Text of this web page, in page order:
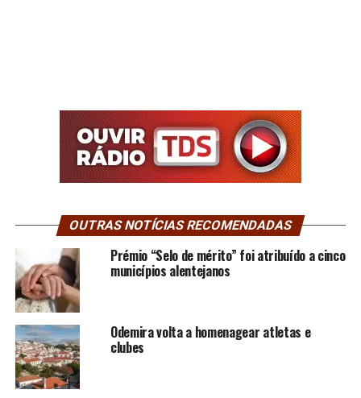
OUTRAS NOTÍCIAS RECOMENDADAS
Prémio “Selo de mérito” foi atribuído a cinco
municípios alentejanos
Odemira volta a homenagear atletas e
clubes